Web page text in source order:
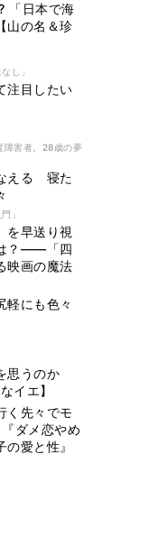
「日本で海
山の名＆珍
し」
注目したい
障害者。28歳の夢
える 寝た
」
を早送り視
？――「四
映画の魔法
軽にも色々
思うのか
イエ】
く先々でモ
ダメ恋やめ
愛と性』